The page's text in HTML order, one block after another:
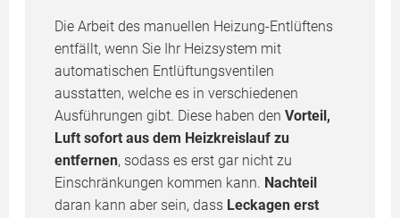
Die Arbeit des manuellen Heizung-Entlüftens
entfällt, wenn Sie Ihr Heizsystem mit
automatischen Entlüftungsventilen
ausstatten, welche es in verschiedenen
Ausführungen gibt. Diese haben den Vorteil,
Luft sofort aus dem Heizkreislauf zu
entfernen, sodass es erst gar nicht zu
Einschränkungen kommen kann. Nachteil
daran kann aber sein, dass Leckagen erst